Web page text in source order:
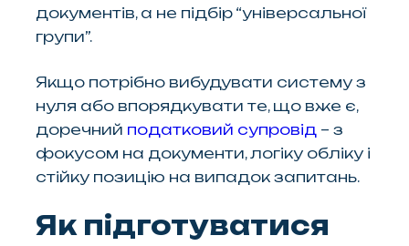
документів, а не підбір “універсальної
групи”.
Якщо потрібно вибудувати систему з
нуля або впорядкувати те, що вже є,
доречний податковий супровід – з
фокусом на документи, логіку обліку і
стійку позицію на випадок запитань.
Як підготуватися